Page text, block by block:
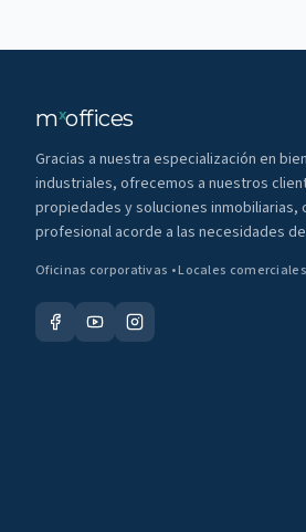
mxoffices
Gracias a nuestra especialización en
industriales, ofrecemos a nuestros
propiedades y soluciones inmobiliarias,
profesional acorde a las necesidades
Oficinas corporativas • Locales